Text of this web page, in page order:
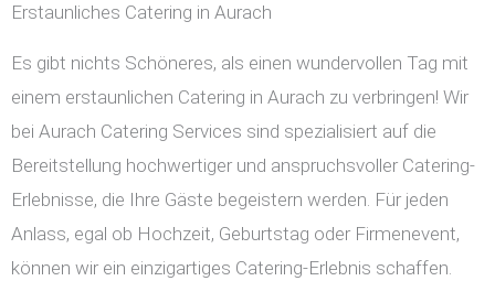
Erstaunliches Catering in Aurach
Es gibt nichts Schöneres, als einen wundervollen Tag mit
einem erstaunlichen Catering in Aurach zu verbringen! Wir
bei Aurach Catering Services sind spezialisiert auf die
Bereitstellung hochwertiger und anspruchsvoller Catering-
Erlebnisse, die Ihre Gäste begeistern werden. Für jeden
Anlass, egal ob Hochzeit, Geburtstag oder Firmenevent,
können wir ein einzigartiges Catering-Erlebnis schaffen.